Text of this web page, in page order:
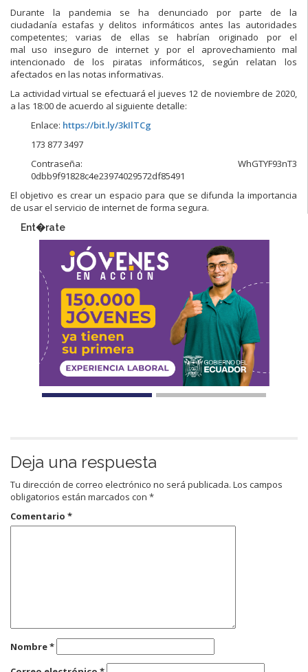
Durante la pandemia se ha denunciado por parte de la
ciudadanía estafas y delitos informáticos antes las autoridades
competentes; varias de ellas se habrían originado por el
mal uso inseguro de internet y por el aprovechamiento mal
intencionado de los piratas informáticos, según relatan los
afectados en las notas informativas.
La actividad virtual se efectuará el jueves 12 de noviembre de 2020,
a las 18:00 de acuerdo al siguiente detalle:
Enlace: https://bit.ly/3kIlTCg
173 877 3497
Contraseña: WhGTYF93nT3
0dbb9f91828c4e23974029572df85491
El objetivo es crear un espacio para que se difunda la importancia
de usar el servicio de internet de forma segura.
Ent�rate
Deja una respuesta
Tu dirección de correo electrónico no será publicada. Los campos
obligatorios están marcados con *
Comentario *
Nombre*